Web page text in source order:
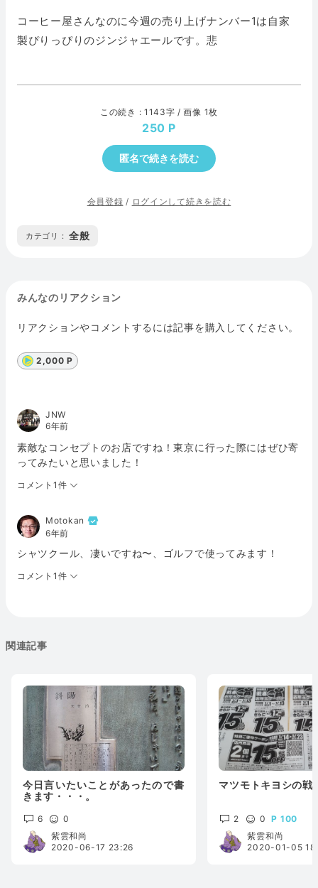
コーヒー屋さんなのに今週の売り上げナンバー1は自家
製ぴりっぴりのジンジャエールです。悲
この続き : 1143字 / 画像 1枚
250
匿名で続きを読む
会員登録 / ログインして続きを読む
カテゴリ : 全般
みんなのリアクション
リアクションやコメントするには記事を購入してください。
2,000 P
JNW
6年前
素敵なコンセプトのお店ですね！東京に行った際にはぜひ寄
ってみたいと思いました！
コメント1件
Motokan
6年前
シャツクール、凄いですね〜、ゴルフで使ってみます！
コメント1件
関連記事
今日言いたいことがあったので書
きます・・・。
6
0
紫雲和尚
2020-06-17 23:26
マツモトキヨシの戦
2 0
100
紫雲和尚
2020-01-05